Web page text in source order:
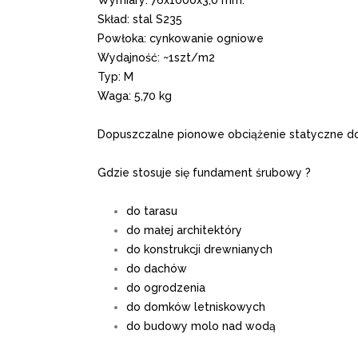
Skład: stal S235
Powłoka: cynkowanie ogniowe
Wydajność: ~1szt/m2
Typ: M
Waga: 5,70 kg
Dopuszczalne pionowe obciążenie statyczne
Gdzie stosuje się fundament śrubowy ?
do tarasu
do małej architektóry
do konstrukcji drewnianych
do dachów
do ogrodzenia
do domków letniskowych
do budowy molo nad wodą